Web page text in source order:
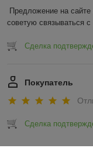
Предложение на сайте
советую связываться
Сделка
Покупатель
Сделка